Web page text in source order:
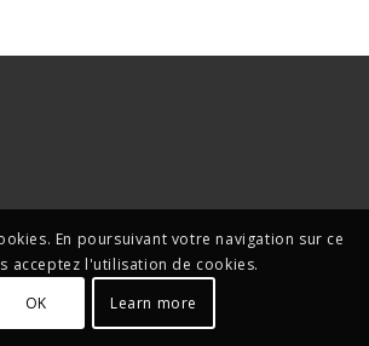
En poursuivant votre navigation sur ce
acceptez l'utilisation de cookies.
OK
Learn more